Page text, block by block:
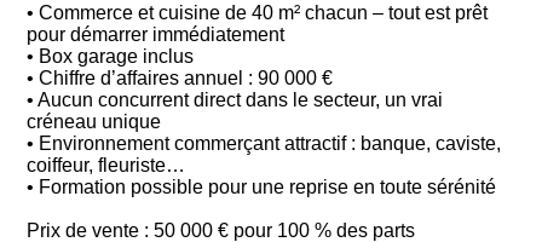
• Commerce et cuisine de 40 m² chacun – tout est prêt
pour démarrer immédiatement
• Box garage inclus
• Chiffre d’affaires annuel : 90 000 €
• Aucun concurrent direct dans le secteur, un vrai
créneau unique
• Environnement commerçant attractif : banque, caviste,
coiffeur, fleuriste…
• Formation possible pour une reprise en toute sérénité
Prix de vente : 50 000 € pour 100 % des parts